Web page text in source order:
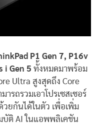
P1 Gen 7, P16v
i Gen 5 ทั้งหมดมาพร้อม
Ultra สูงสุดถึง Core
รถรวมเอาโปรเซสเซอร์
วยกันได้ในตัว เพื่อเพิ่ม
ติ AI ในแอพพลิเคชัน